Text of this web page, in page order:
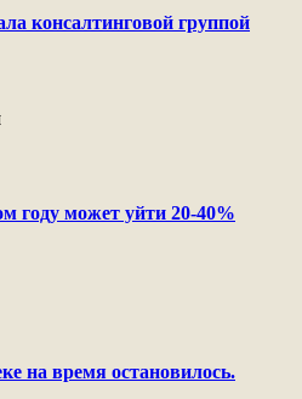
консалтинговой группой
году может уйти 20-40%
на время остановилось.